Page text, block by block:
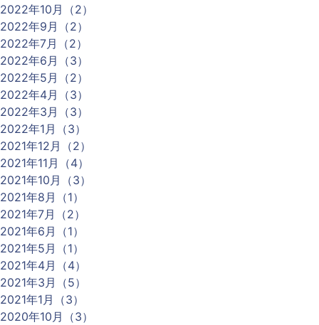
2022年10月（2）
2022年9月（2）
2022年7月（2）
2022年6月（3）
2022年5月（2）
2022年4月（3）
2022年3月（3）
2022年1月（3）
2021年12月（2）
2021年11月（4）
2021年10月（3）
2021年8月（1）
2021年7月（2）
2021年6月（1）
2021年5月（1）
2021年4月（4）
2021年3月（5）
2021年1月（3）
2020年10月（3）